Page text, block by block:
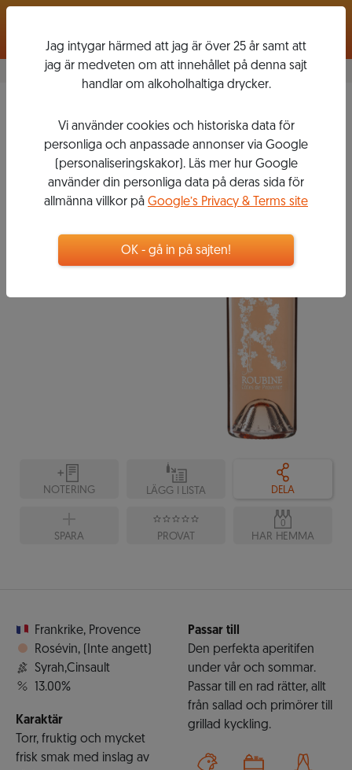
2017
R DE
ROUBINE
kr
Flaska, 750 ml
NOTERING LÄGG I LISTA DELA
SPARA PROVAT
0
HAR HEMMA
Frankrike, Provence
Rosévin,
(Inte angett)
Syrah,Cinsault
13.00%
Karaktär
Torr, fruktig och mycket
frisk smak med inslag av
Passar till
Den perfekta aperitifen
under vår och sommar.
Passar till en rad rätter, allt
från sallad och primörer till
grillad kyckling.
Jag intygar härmed att jag är över 25 år samt att
jag är medveten om att innehållet på denna sajt
handlar om alkoholhaltiga drycker.
Vi använder cookies och historiska data för
personliga och anpassade annonser via Google
(personaliseringskakor). Läs mer hur Google
använder din personliga data på deras sida för
allmänna villkor på Google’s Privacy & Terms site
OK - gå in på sajten!